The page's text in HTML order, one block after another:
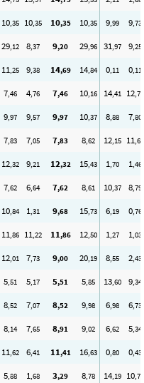
10,35 10,35 10,35 10,35 9,99 9,73
29,12 8,37 9,20 29,96 31,97 9,25
11,25 9,38 14,69 14,84 0,11 0,11
7,46 4,76 7,46 10,16 14,41 12,76
9,97 9,57 9,97 10,37 8,88 7,80
7,83 7,05 7,83 8,62 12,15 11,60
12,32 9,21 12,32 15,43 1,70 1,46
7,62 6,64 7,62 8,61 10,37 8,79
10,84 1,31 9,68 15,73 6,19 0,76
11,86 11,22 11,86 12,50 1,27 1,03
12,01 7,73 9,00 20,19 8,55 2,43
5,51 5,17 5,51 5,85 13,60 9,34
8,52 7,07 8,52 9,98 6,98 6,73
8,14 7,65 8,91 9,02 6,62 5,34
11,62 6,41 11,41 16,63 0,80 0,43
5,88 1,68 3,29 8,78 14,19 10,75